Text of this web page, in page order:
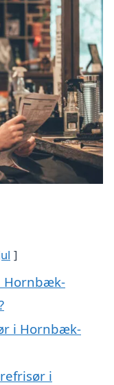
Hornbæk-
i Hornbæk-
i